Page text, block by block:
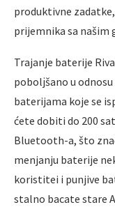
produktivne
prijemnika sa našim
Trajanje baterije
pobolјšano u
baterijama koje se
ćete dobiti do 200
Bluetooth-a, što
menjanju baterije
koristitei i punjive
stalno bacate stare